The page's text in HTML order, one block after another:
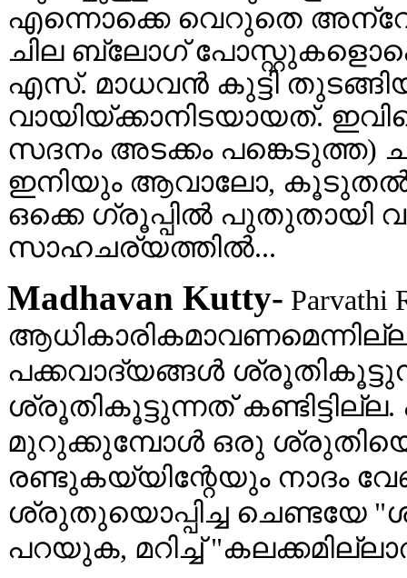
എന്നൊക്കെ വെറുതെ
ചില ബ്ലോഗ്‌
എസ്‌. മാധവന്‍ കുട്ടി
വായിയ്ക്കാനിടയായത്‌.
സദനം അടക്കം പങ്കെടുത്ത)
ഇനിയും ആവാലോ, കൂടുതല്‍
ഒക്കെ ഗ്രൂപ്പില്‍ പുതുതായി
സാഹചര്യത്തില്‍...
Madhavan Kutty-
പക്കവാദ്യങ്ങൾ
ശ്രൂതികൂട്ടുന്നത്
മുറുക്കുമ്പോൾ ഒരു
രണ്ടുകയ്യിന്റേയും നാദം
ശ്രുതുയൊപ്പിച്ച ചെണ്ടയേ
പറയുക, മറിച്ച്